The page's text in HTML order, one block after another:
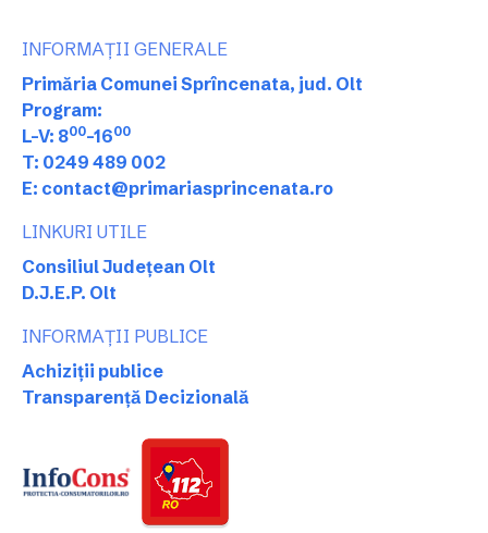
INFORMAȚII GENERALE
Primăria Comunei Sprîncenata, jud. Olt
Program:
L-V: 800-1600
T: 0249 489 002
E: contact@primariasprincenata.ro
LINKURI UTILE
Consiliul Județean Olt
D.J.E.P. Olt
INFORMAȚII PUBLICE
Achiziții publice
Transparență Decizională